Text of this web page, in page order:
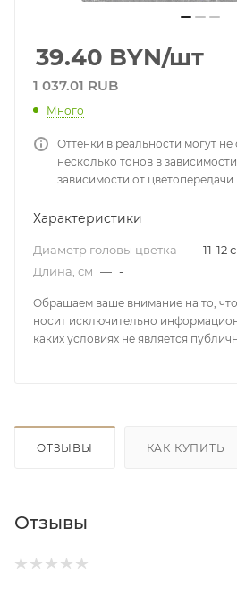
39.40 BYN/шт
1 037.01 RUB
Много
Оттенки в реальности могут не
несколько тонов в
зависимости от цветопередачи
Характеристики
Диаметр головы цветка — 11-12
Длина, см — -
Обращаем ваше внимание на то,
носит исключительно
каких условиях не является
ОТЗЫВЫ КАК КУПИТЬ
Отзывы